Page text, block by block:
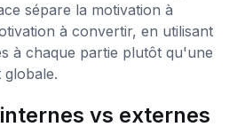
sépare la motivation à
à convertir, en utilisant
à chaque partie plutôt qu'une
globale.
vs externes